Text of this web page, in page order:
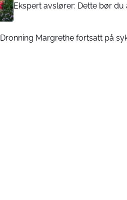
Ekspert avslører: Dette bør
Dronning Margrethe fortsatt på